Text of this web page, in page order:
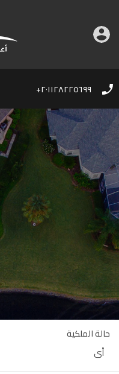
٢٠١١٢٨٢٢٥٦٩٩+
حالة الملكية
أي